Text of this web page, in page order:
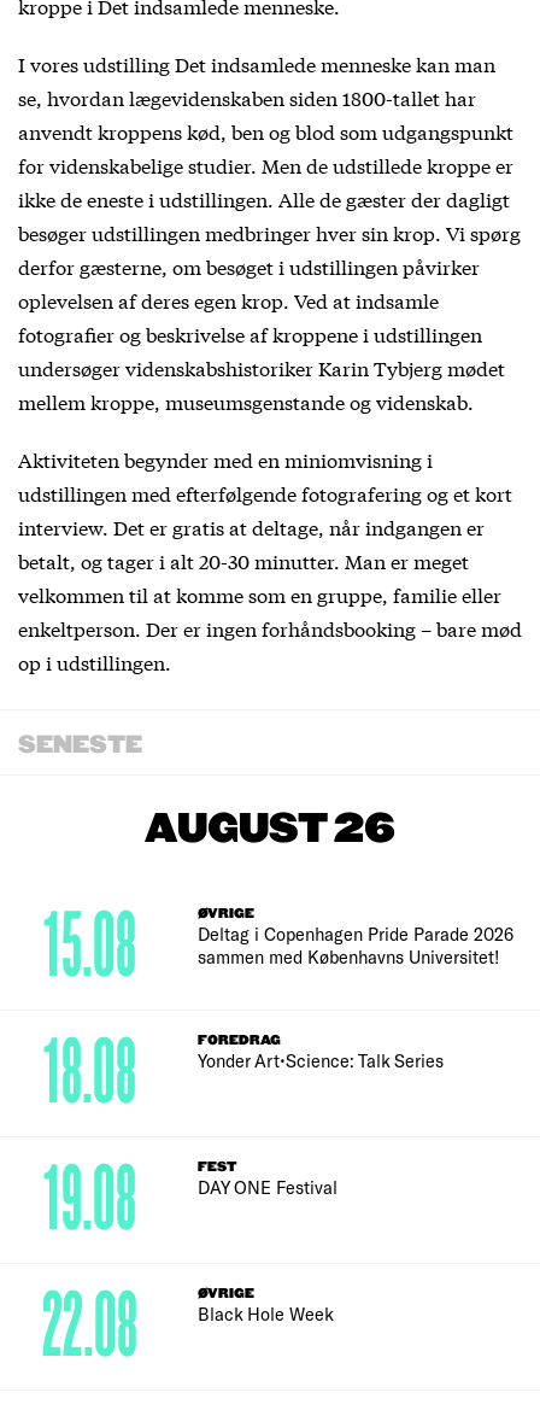
I vores udstilling Det indsamlede menneske kan man
se, hvordan lægevidenskaben siden 1800-tallet har
anvendt kroppens kød, ben og blod som udgangspunkt
for videnskabelige studier. Men de udstillede kroppe er
ikke de eneste i udstillingen. Alle de gæster der dagligt
besøger udstillingen medbringer hver sin krop. Vi spørg
derfor gæsterne, om besøget i udstillingen påvirker
oplevelsen af deres egen krop. Ved at indsamle
fotografier og beskrivelse af kroppene i udstillingen
undersøger videnskabshistoriker Karin Tybjerg mødet
mellem kroppe, museumsgenstande og videnskab.
Aktiviteten begynder med en miniomvisning i
udstillingen med efterfølgende fotografering og et kort
interview. Det er gratis at deltage, når indgangen er
betalt, og tager i alt 20-30 minutter. Man er meget
velkommen til at komme som en gruppe, familie eller
enkeltperson. Der er ingen forhåndsbooking – bare mød
op i udstillingen.
SENESTE
AUGUST 26
ØVRIGE
Deltag i Copenhagen Pride Parade 2026
sammen med Københavns Universitet!
15.08
FOREDRAG
Yonder Art•Science: Talk Series
18.08
FEST
DAY ONE Festival
19.08
ØVRIGE
Black Hole Week
22.08